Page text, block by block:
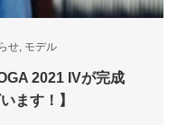
せ, モデル
2021 IVが完成
ます！】